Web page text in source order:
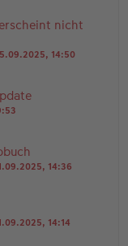
nicht
14:50
14:36
14:14